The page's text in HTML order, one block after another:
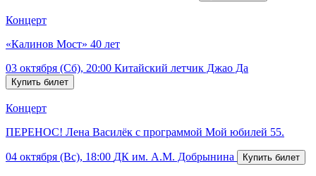
Концерт
«Калинов Мост» 40 лет
03 октября (Сб), 20:00 Китайский летчик Джао Да
Концерт
ПЕРЕНОС! Лена Василёк с программой Мой юбилей 55.
04 октября (Вс), 18:00 ДК им. А.М. Добрынина